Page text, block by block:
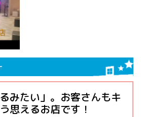
みたい」。お客さんもキ
思えるお店です！